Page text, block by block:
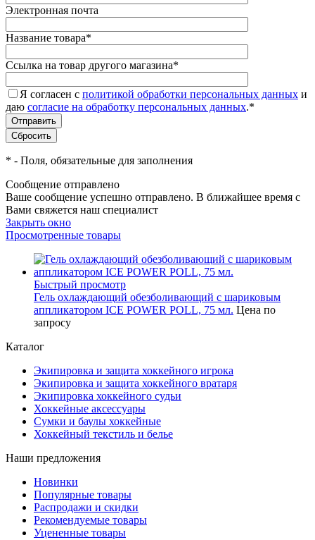
Электронная почта
Название товара*
Ссылка на товар другого магазина*
Я согласен с политикой обработки персональных данных и
даю согласие на обработку персональных данных.*
* - Поля, обязательные для заполнения
Сообщение отправлено
Ваше сообщение успешно отправлено. В ближайшее время с
Вами свяжется наш специалист
Закрыть окно
Просмотренные товары
Быстрый просмотр
Гель охлаждающий обезболивающий с шариковым
аппликатором ICE POWER POLL, 75 мл. Цена по
запросу
Каталог
Экипировка и защита хоккейного игрока
Экипировка и защита хоккейного вратаря
Экипировка хоккейного судьи
Хоккейные аксессуары
Сумки и баулы хоккейные
Хоккейный текстиль и белье
Наши предложения
Новинки
Популярные товары
Распродажи и скидки
Рекомендуемые товары
Уцененные товары